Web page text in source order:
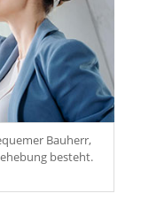
Bauherr,
besteht.